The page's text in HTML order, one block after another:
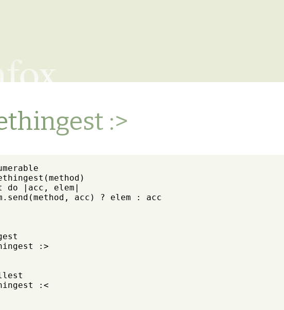
:>
do |acc, elem|
acc) ? elem : acc
:>
:<